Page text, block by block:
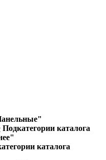
Подкатегории каталога
каталога